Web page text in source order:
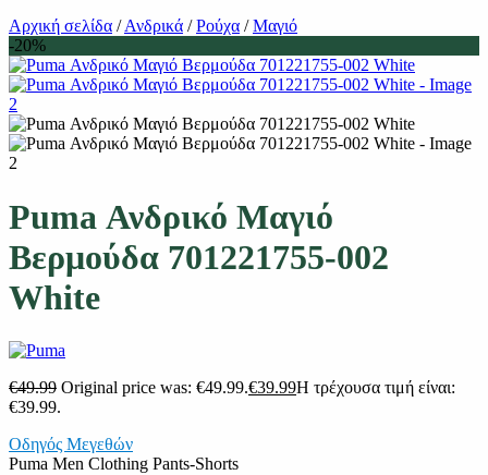
Αρχική σελίδα /Ανδρικά / Ρούχα / Μαγιό
-20%
Puma Ανδρικό Μαγιό
Bερμούδα 701221755-002
White
€49.99 Original price was: €49.99.€39.99Η τρέχουσα τιμή είναι:
€39.99.
Οδηγός Μεγεθών
Puma Men Clothing Pants-Shorts